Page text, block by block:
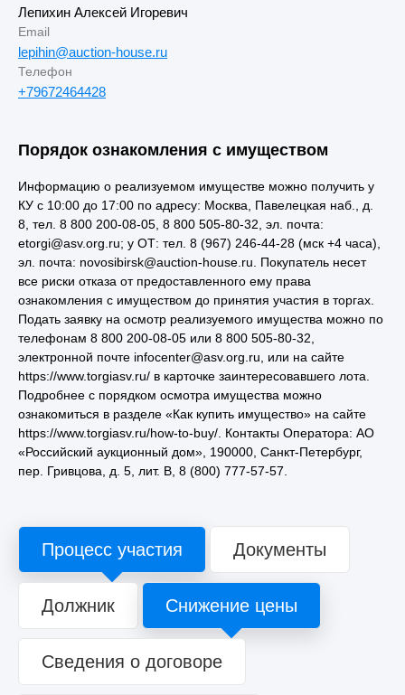
Лепихин Алексей Игоревич
Email
lepihin@auction-house.ru
Телефон
+79672464428
Порядок ознакомления с имуществом
Информацию о реализуемом имуществе можно получить у
КУ с 10:00 до 17:00 по адресу: Москва, Павелецкая наб., д.
8, тел. 8 800 200-08-05, 8 800 505-80-32, эл. почта:
etorgi@asv.org.ru; у ОТ: тел. 8 (967) 246-44-28 (мск +4 часа),
эл. почта: novosibirsk@auction-house.ru. Покупатель несет
все риски отказа от предоставленного ему права
ознакомления с имуществом до принятия участия в торгах.
Подать заявку на осмотр реализуемого имущества можно по
телефонам 8 800 200-08-05 или 8 800 505-80-32,
электронной почте infocenter@asv.org.ru, или на сайте
https://www.torgiasv.ru/ в карточке заинтересовавшего лота.
Подробнее с порядком осмотра имущества можно
ознакомиться в разделе «Как купить имущество» на сайте
https://www.torgiasv.ru/how-to-buy/. Контакты Оператора: АО
«Российский аукционный дом», 190000, Санкт-Петербург,
пер. Гривцова, д. 5, лит. В, 8 (800) 777-57-57.
Процесс участия Документы
Должник Снижение цены
Сведения о договоре